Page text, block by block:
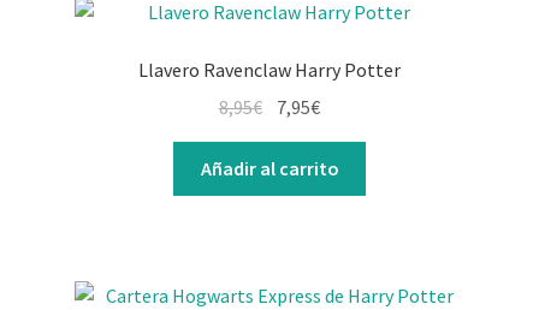
Llavero Ravenclaw Harry Potter
8,95€ El
original
era:
7,95€El
actual
es:
Añadir al carrito